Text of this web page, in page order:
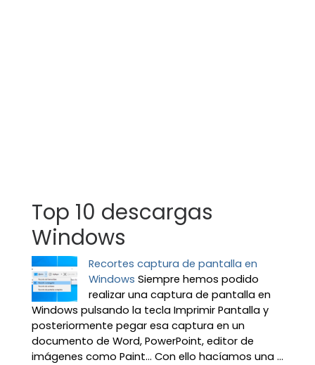
Top 10 descargas
Windows
Recortes captura de pantalla en
Windows Siempre hemos podido
realizar una captura de pantalla en
Windows pulsando la tecla Imprimir Pantalla y
posteriormente pegar esa captura en un
documento de Word, PowerPoint, editor de
imágenes como Paint… Con ello hacíamos una ...